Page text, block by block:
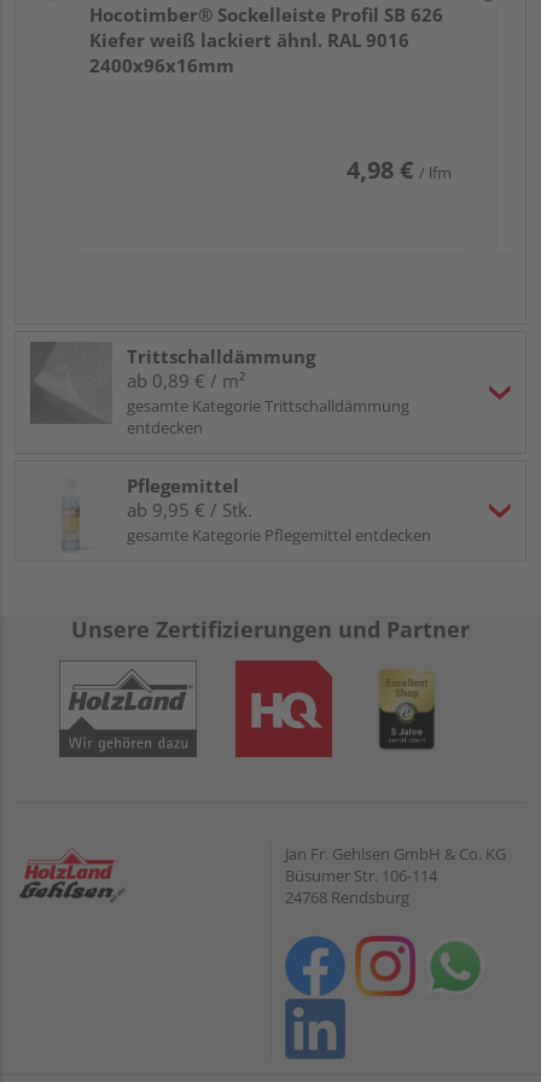
Hocotimber® Sockelleiste Profil SB 626
Kiefer weiß lackiert ähnl. RAL 9016
2400x96x16mm
4,98 € / lfm
Trittschalldämmung
ab 0,89 € / m²
gesamte Kategorie Trittschalldämmung
entdecken
Pflegemittel
ab 9,95 € / Stk.
gesamte Kategorie Pflegemittel entdecken
Unsere Zertifizierungen und Partner
Jan Fr. Gehlsen GmbH & Co. KG
Büsumer Str. 106-114
24768 Rendsburg